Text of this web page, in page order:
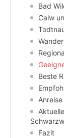
Bad
Calw
Beste
Fazit